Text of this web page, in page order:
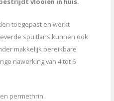
toegepast en werkt
spuitlans kunnen ook
makkelijk bereikbare
nawerking van 4 tot 6
permethrin.